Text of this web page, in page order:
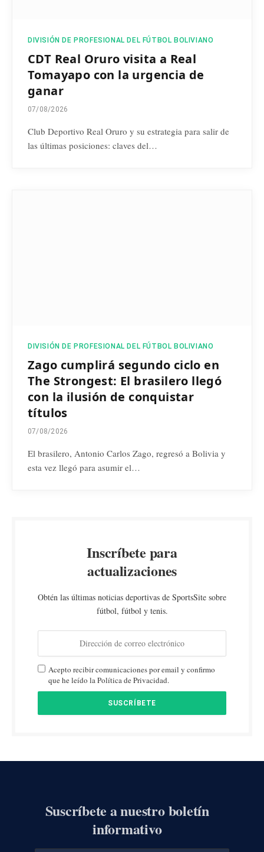
DIVISIÓN DE PROFESIONAL DEL FÚTBOL BOLIVIANO
CDT Real Oruro visita a Real
Tomayapo con la urgencia de
ganar
07/08/2026
Club Deportivo Real Oruro y su estrategia para salir de
las últimas posiciones: claves del…
DIVISIÓN DE PROFESIONAL DEL FÚTBOL BOLIVIANO
Zago cumplirá segundo ciclo en
The Strongest: El brasilero llegó
con la ilusión de conquistar
títulos
07/08/2026
El brasilero, Antonio Carlos Zago, regresó a Bolivia y
esta vez llegó para asumir el…
Inscríbete para
actualizaciones
Obtén las últimas noticias deportivas de SportsSite sobre
fútbol, fútbol y tenis.
Acepto recibir comunicaciones por email y confirmo
que he leído la Política de Privacidad.
Suscríbete a nuestro boletín
informativo